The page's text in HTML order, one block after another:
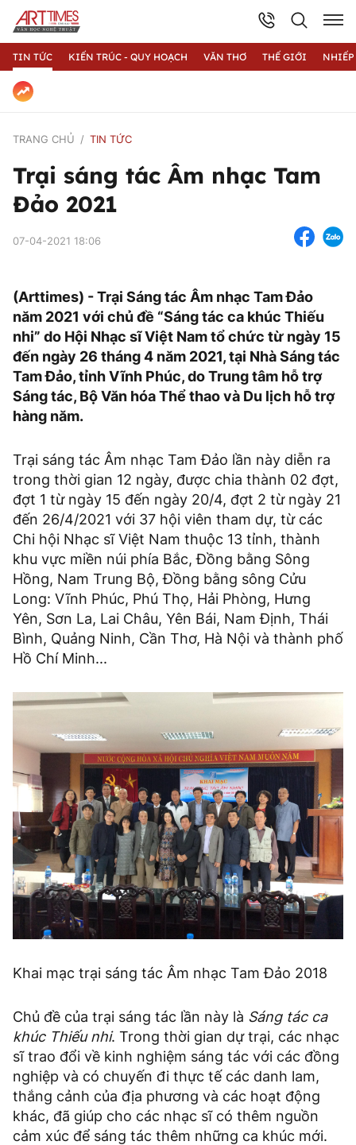
TIN TỨC KIẾN TRÚC - QUY HOẠCH VĂN THƠ THẾ GIỚI
TRANG CHỦ TIN TỨC
Trại sáng tác Âm nhạc Tam
Đảo 2021
07-04-2021 18:06
(Arttimes) - Trại Sáng tác Âm nhạc Tam Đảo
năm 2021 với chủ đề “Sáng tác ca khúc Thiếu
nhi” do Hội Nhạc sĩ Việt Nam tổ chức từ ngày 15
đến ngày 26 tháng 4 năm 2021, tại Nhà Sáng tác
Tam Đảo, tỉnh Vĩnh Phúc, do Trung tâm hỗ trợ
Sáng tác, Bộ Văn hóa Thể thao và Du lịch hỗ trợ
hàng năm.
Trại sáng tác Âm nhạc Tam Đảo lần này diễn ra
trong thời gian 12 ngày, được chia thành 02 đợt,
đợt 1 từ ngày 15 đến ngày 20/4, đợt 2 từ ngày 21
đến 26/4/2021 với 37 hội viên tham dự, từ các
Chi hội Nhạc sĩ Việt Nam thuộc 13 tỉnh, thành
khu vực miền núi phía Bắc, Đồng bằng Sông
Hồng, Nam Trung Bộ, Đồng bằng sông Cửu
Long: Vĩnh Phúc, Phú Thọ, Hải Phòng, Hưng
Yên, Sơn La, Lai Châu, Yên Bái, Nam Định, Thái
Bình, Quảng Ninh, Cần Thơ, Hà Nội và thành phố
Hồ Chí Minh...
Khai mạc trại sáng tác Âm nhạc Tam Đảo 2018
Chủ đề của trại sáng tác lần này là Sáng tác ca
khúc Thiếu nhi. Trong thời gian dự trại, các nhạc
sĩ trao đổi về kinh nghiệm sáng tác với các đồng
nghiệp và có chuyến đi thực tế các danh lam,
thắng cảnh của địa phương và các hoạt động
khác, đã giúp cho các nhạc sĩ có thêm nguồn
cảm xúc để sáng tác thêm những ca khúc mới.